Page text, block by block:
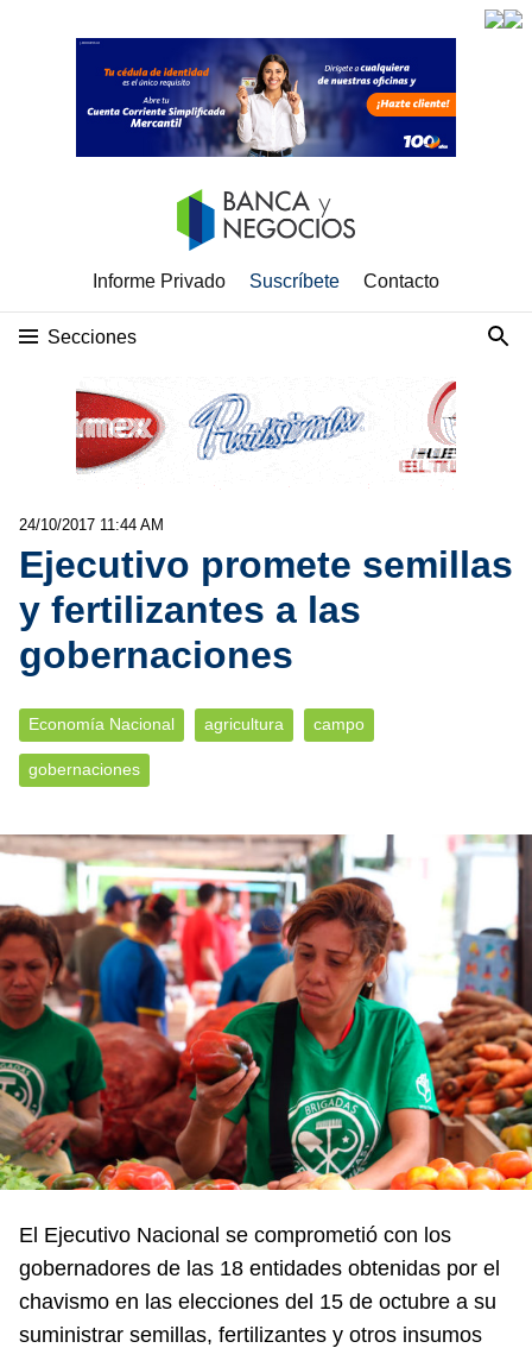
Informe Privado Suscríbete Contacto
Secciones
24/10/2017 11:44 AM
Ejecutivo promete semillas
y fertilizantes a las
gobernaciones
Economía Nacional agricultura campo
gobernaciones
El Ejecutivo Nacional se comprometió con los
gobernadores de las 18 entidades obtenidas por el
chavismo en las elecciones del 15 de octubre a su
suministrar semillas, fertilizantes y otros insumos